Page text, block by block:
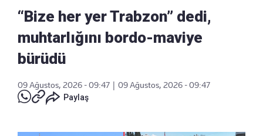
“Bize her yer Trabzon” dedi,
muhtarlığını bordo-maviye
bürüdü
09 Ağustos, 2026 - 09:47
09 Ağustos, 2026 - 09:47
Paylaş